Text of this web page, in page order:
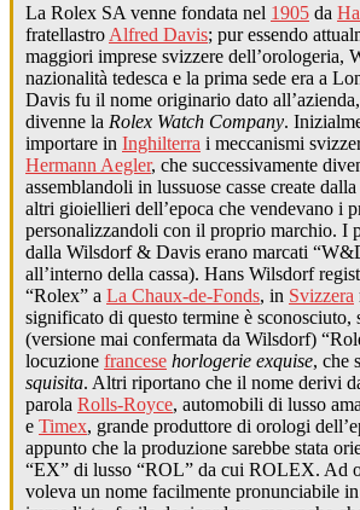
La Rolex SA venne fondata nel 1905 da
fratellastro Alfred Davis; pur essendo
maggiori imprese svizzere dell’orologeria,
nazionalità tedesca e la prima sede era a
Davis fu il nome originario dato
divenne la Rolex Watch Company.
importare in Inghilterra i meccanismi
Hermann Aegler, che successivamente
assemblandoli in lussuose casse create
altri gioiellieri dell’epoca che vendevano i
personalizzandoli con il proprio marchio. I
dalla Wilsdorf & Davis erano marcati
all’interno della cassa). Hans Wilsdorf
“Rolex” a La Chaux-de-Fonds, in Svizzera
significato di questo termine è sconosciuto,
(versione mai confermata da Wilsdorf)
locuzione francese horlogerie exquise, che
squisita. Altri riportano che il nome derivi
parola Rolls-Royce, automobili di lusso
e Timex, grande produttore di orologi
appunto che la produzione sarebbe stata
“EX” di lusso “ROL” da cui ROLEX. Ad
voleva un nome facilmente pronunciabile